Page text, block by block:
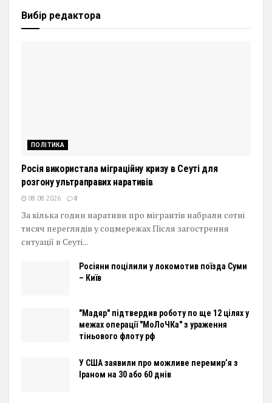
Вибір редактора
ПОЛІТИКА
Росія використала міграційну кризу в Сеуті для
розгону ультраправих наративів
08.08.2026 0
За кілька годин наративи про мігрантів набрали сотні
тисяч переглядів у соцмережах Після загострення
ситуації в Сеуті...
Росіяни поцілили у локомотив поїзда Суми
– Київ
"Мадяр" підтвердив роботу по ще 12 цілях у
межах операції "МоЛоЧКа" з ураження
тіньового флоту рф
У США заявили про можливе перемир’я з
Іраном на 30 або 60 днів